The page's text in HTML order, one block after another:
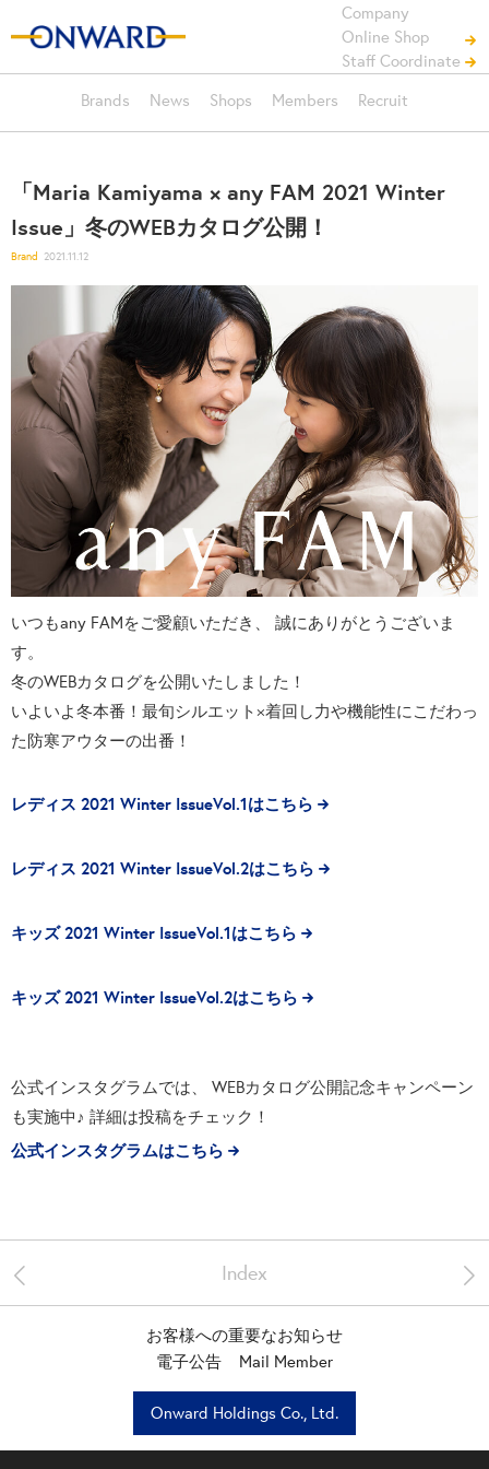
Company
Online Shop
Staff Coordinate
Brands
News Shops Members Recruit
「Maria Kamiyama × any FAM 2021 Winter
Issue」冬のWEBカタログ公開！
Brand 2021.11.12
いつもany FAMをご愛顧いただき、 誠にありがとうございま
す。
冬のWEBカタログを公開いたしました！
いよいよ冬本番！最旬シルエット×着回し力や機能性にこだわっ
た防寒アウターの出番！
レディス 2021 Winter IssueVol.1はこちら
レディス 2021 Winter IssueVol.2はこちら
キッズ 2021 Winter IssueVol.1はこちら
キッズ 2021 Winter IssueVol.2はこちら
公式インスタグラムでは、 WEBカタログ公開記念キャンペーン
も実施中♪ 詳細は投稿をチェック！
公式インスタグラムはこちら
< >
Index
お客様への重要なお知らせ
電子公告
Mail Member
Onward Holdings Co., Ltd.